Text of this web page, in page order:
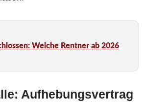
Welche Rentner ab 2026
Aufhebungsvertrag